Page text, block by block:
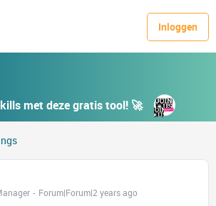
Inloggen
met deze gratis tool! 🚀
Forum|Forum|2 years ago